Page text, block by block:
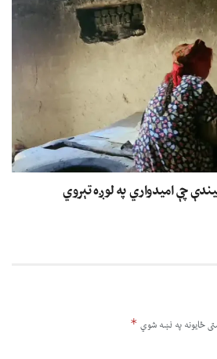
چې امیدواري په لوږه تېروي
ځایونه په نښه شوي *